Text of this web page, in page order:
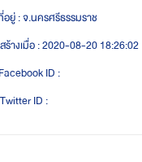
อยู่ :จ.นครศรีธรรมราช
สร้างเมื่อ :2020-08-20 18:26:02
ID :
Twitter ID :